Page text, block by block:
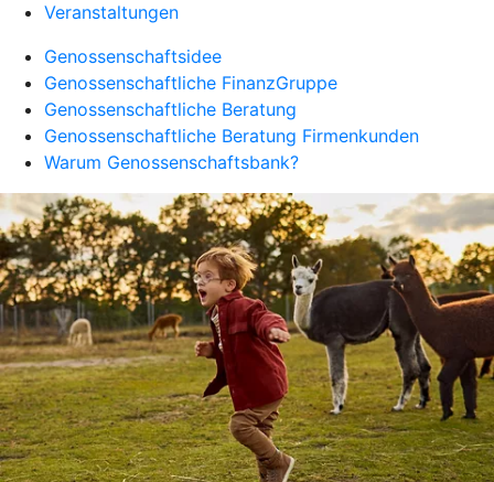
Veranstaltungen
Genossenschaftsidee
Genossenschaftliche FinanzGruppe
Genossenschaftliche Beratung
Genossenschaftliche Beratung Firmenkunden
Warum Genossenschaftsbank?